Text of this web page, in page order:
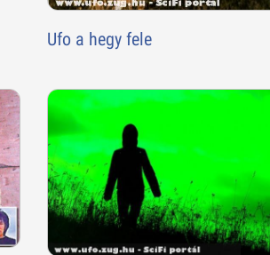
Ufo a hegy fele